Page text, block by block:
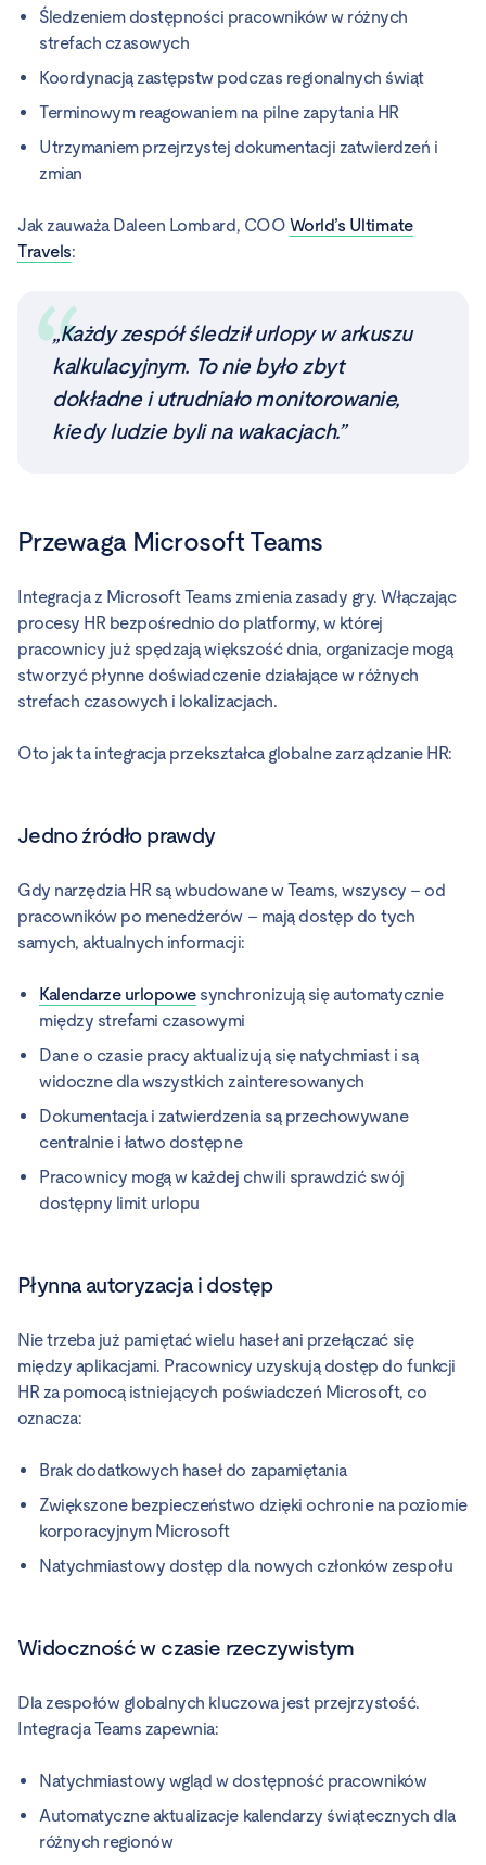
Śledzeniem dostępności pracowników w różnych
strefach czasowych
Koordynacją zastępstw podczas regionalnych świąt
Terminowym reagowaniem na pilne zapytania HR
Utrzymaniem przejrzystej dokumentacji zatwierdzeń i
zmian
Jak zauważa Daleen Lombard, COO World’s Ultimate
Travels:
„Każdy zespół śledził urlopy w arkuszu
kalkulacyjnym. To nie było zbyt
dokładne i utrudniało monitorowanie,
kiedy ludzie byli na wakacjach.”
Przewaga Microsoft Teams
Integracja z Microsoft Teams zmienia zasady gry. Włączając
procesy HR bezpośrednio do platformy, w której
pracownicy już spędzają większość dnia, organizacje mogą
stworzyć płynne doświadczenie działające w różnych
strefach czasowych i lokalizacjach.
Oto jak ta integracja przekształca globalne zarządzanie HR:
Jedno źródło prawdy
Gdy narzędzia HR są wbudowane w Teams, wszyscy – od
pracowników po menedżerów – mają dostęp do tych
samych, aktualnych informacji:
Kalendarze urlopowesynchronizują się automatycznie
między strefami czasowymi
Dane o czasie pracy aktualizują się natychmiast i są
widoczne dla wszystkich zainteresowanych
Dokumentacja i zatwierdzenia są przechowywane
centralnie i łatwo dostępne
Pracownicy mogą w każdej chwili sprawdzić swój
dostępny limit urlopu
Płynna autoryzacja i dostęp
Nie trzeba już pamiętać wielu haseł ani przełączać się
między aplikacjami. Pracownicy uzyskują dostęp do funkcji
HR za pomocą istniejących poświadczeń Microsoft, co
oznacza:
Brak dodatkowych haseł do zapamiętania
Zwiększone bezpieczeństwo dzięki ochronie na poziomie
korporacyjnym Microsoft
Natychmiastowy dostęp dla nowych członków zespołu
Widoczność w czasie rzeczywistym
Dla zespołów globalnych kluczowa jest przejrzystość.
Integracja Teams zapewnia:
Natychmiastowy wgląd w dostępność pracowników
Automatyczne aktualizacje kalendarzy świątecznych dla
różnych regionów